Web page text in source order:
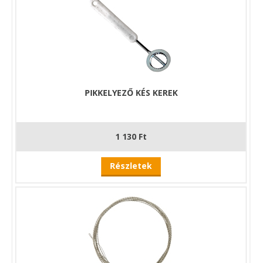
PIKKELYEZŐ KÉS KEREK
1 130 Ft
Részletek